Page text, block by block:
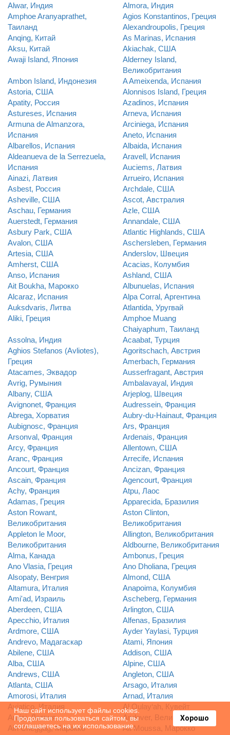
Alwar, Индия
Almora, Индия
Amphoe Aranyaprathet,
Таиланд
Agios Konstantinos, Греция
Alexandroupolis, Греция
Anqing, Китай
As Marinas, Испания
Aksu, Китай
Akiachak, США
Awaji Island, Япония
Alderney Island,
Великобритания
Ambon Island, Индонезия
A Ameixenda, Испания
Astoria, США
Alonnisos Island, Греция
Apatity, Россия
Azadinos, Испания
Astureses, Испания
Arneva, Испания
Armuna de Almanzora,
Испания
Arciniega, Испания
Aneto, Испания
Albarellos, Испания
Albaida, Испания
Aldeanueva de la Serrezuela,
Испания
Aravell, Испания
Auciems, Латвия
Ainazi, Латвия
Arrueiro, Испания
Asbest, Россия
Archdale, США
Asheville, США
Ascot, Австралия
Aschau, Германия
Azle, США
Auerstedt, Германия
Annandale, США
Asbury Park, США
Atlantic Highlands, США
Avalon, США
Aschersleben, Германия
Artesia, США
Anderslov, Швеция
Amherst, США
Acacias, Колумбия
Anso, Испания
Ashland, США
Ait Boukha, Марокко
Albunuelas, Испания
Alcaraz, Испания
Alpa Corral, Аргентина
Auksdvaris, Литва
Atlantida, Уругвай
Aliki, Греция
Amphoe Muang
Chaiyaphum, Таиланд
Assolna, Индия
Acaabat, Турция
Aghios Stefanos (Avliotes),
Греция
Agoritschach, Австрия
Amerbach, Германия
Atacames, Эквадор
Ausserfragant, Австрия
Avrig, Румыния
Ambalavayal, Индия
Albany, США
Arjeplog, Швеция
Avignonet, Франция
Audressein, Франция
Abrega, Хорватия
Aubry-du-Hainaut, Франция
Aubignosc, Франция
Ars, Франция
Arsonval, Франция
Ardenais, Франция
Arcy, Франция
Allentown, США
Aranc, Франция
Arrecife, Испания
Ancourt, Франция
Ancizan, Франция
Ascain, Франция
Agencourt, Франция
Achy, Франция
Atpu, Лаос
Adamas, Греция
Apparecida, Бразилия
Aston Rowant,
Великобритания
Aston Clinton,
Великобритания
Appleton le Moor,
Великобритания
Allington, Великобритания
Aldbourne, Великобритания
Alma, Канада
Ambonus, Греция
Ano Vlasia, Греция
Ano Dholiana, Греция
Alsopaty, Венгрия
Almond, США
Altamura, Италия
Anapoima, Колумбия
Ami'ad, Израиль
Ascheberg, Германия
Aberdeen, США
Arlington, США
Apecchio, Италия
Alfenas, Бразилия
Ardmore, США
Ayder Yaylasi, Турция
Andrevo, Мадагаскар
Atami, Япония
Abilene, США
Addison, США
Alba, США
Alpine, США
Andrews, США
Angleton, США
Atlanta, США
Arsago, Италия
Amorosi, Италия
Arnad, Италия
Aviatico, Италия
Al Qulay‘ah, Кувейт
Araisi, Латвия
Andover, Великобритания
Ain Cheggag, Марокко
Ait Moussa, Марокко
Наш сайт использует файлы cookies.
Продолжая пользоваться сайтом, вы
соглашаетесь на их использование.
Хорошо